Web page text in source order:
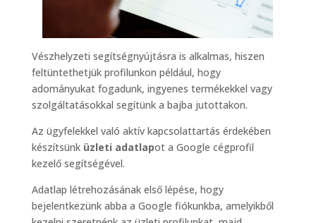
Vészhelyzeti segítségnyújtásra is alkalmas, hiszen
feltüntethetjük profilunkon például, hogy
adományukat fogadunk, ingyenes termékekkel vagy
szolgáltatásokkal segítünk a bajba jutottakon.
Az ügyfelekkel való aktív kapcsolattartás érdekében
készítsünk üzleti adatlapot a Google cégprofil
kezelő segítségével.
Adatlap létrehozásának első lépése, hogy
bejelentkezünk abba a Google fiókunkba, amelyikből